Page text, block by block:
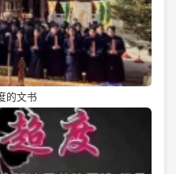
的文书